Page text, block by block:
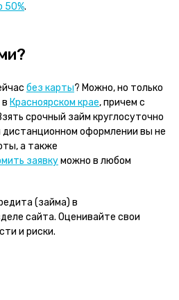
50%.
без карты? Можно, но только
Красноярском крае, причем с
срочный займ круглосуточно
дистанционном оформлении вы не
а также
заявкуможно в любом
(займа) в
сайта. Оценивайте свои
и риски.